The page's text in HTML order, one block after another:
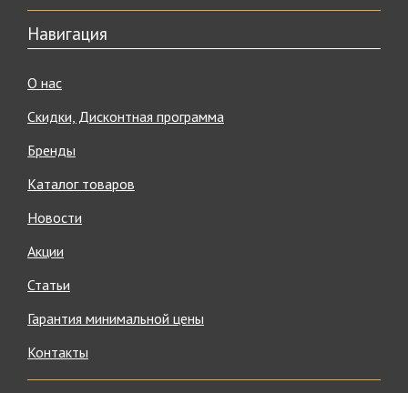
Навигация
О нас
Скидки, Дисконтная программа
Бренды
Каталог товаров
Новости
Акции
Статьи
Гарантия минимальной цены
Контакты